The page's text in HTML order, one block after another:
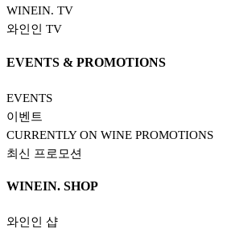
WINEIN. TV
와인인 TV
EVENTS & PROMOTIONS
EVENTS
이벤트
CURRENTLY ON WINE PROMOTIONS
최신 프로모션
WINEIN. SHOP
와인인 샵